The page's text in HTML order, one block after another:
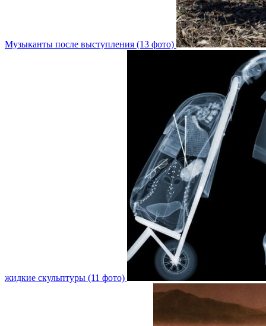
Музыканты после выступления (13 фото)
жидкие скульптуры (11 фото)